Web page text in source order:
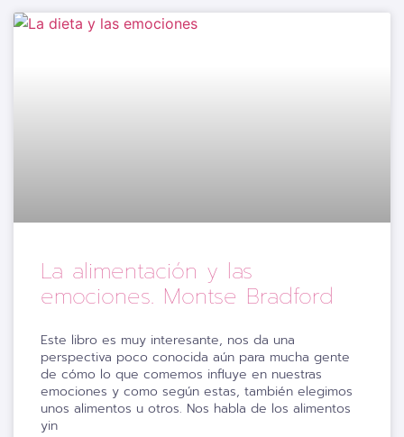
La alimentación y las
emociones. Montse Bradford
Este libro es muy interesante, nos da una
perspectiva poco conocida aún para mucha gente
de cómo lo que comemos influye en nuestras
emociones y como según estas, también elegimos
unos alimentos u otros. Nos habla de los alimentos
yin